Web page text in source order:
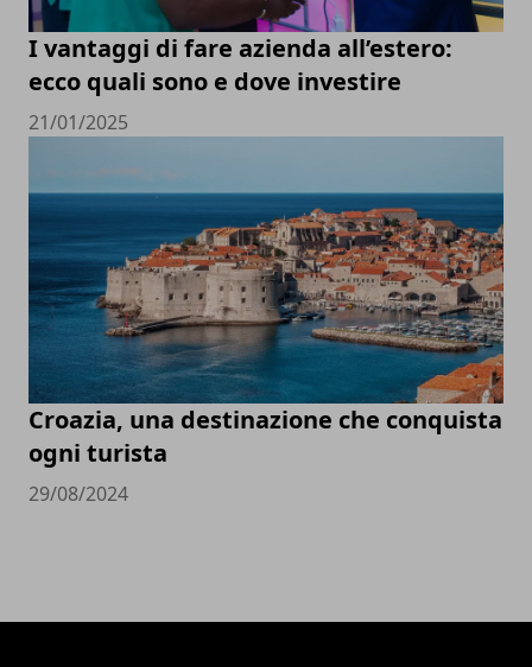
I vantaggi di fare azienda all’estero:
ecco quali sono e dove investire
21/01/2025
Croazia, una destinazione che conquista
ogni turista
29/08/2024